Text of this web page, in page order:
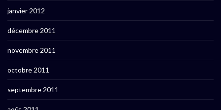
janvier 2012
décembre 2011
novembre 2011
octobre 2011
septembre 2011